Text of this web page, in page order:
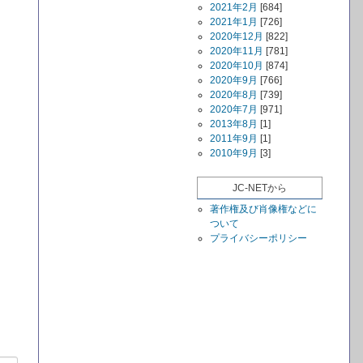
2021年2月 [684]
2021年1月 [726]
2020年12月 [822]
2020年11月 [781]
2020年10月 [874]
2020年9月 [766]
2020年8月 [739]
2020年7月 [971]
2013年8月 [1]
2011年9月 [1]
2010年9月 [3]
JC-NETから
著作権及び肖像権などに
ついて
プライバシーポリシー